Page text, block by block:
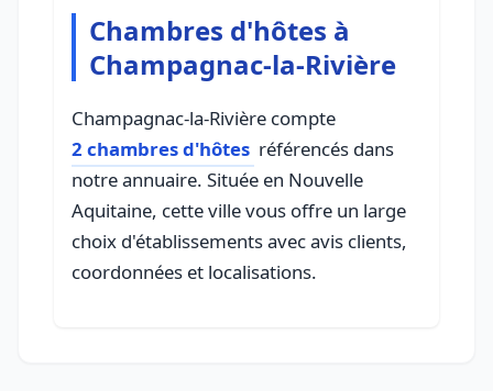
Chambres d'hôtes à
Champagnac-la-Rivière
Champagnac-la-Rivière compte
2 chambres d'hôtes référencés dans
notre annuaire. Située en Nouvelle
Aquitaine, cette ville vous offre un large
choix d'établissements avec avis clients,
coordonnées et localisations.